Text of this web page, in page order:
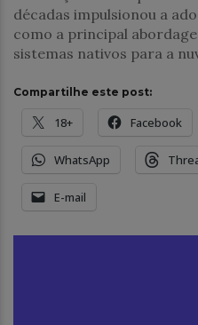
décadas impulsionou a
como a principal
sistemas nativos para a
Compartilhe este post:
18+ Facebook
WhatsApp
E-mail